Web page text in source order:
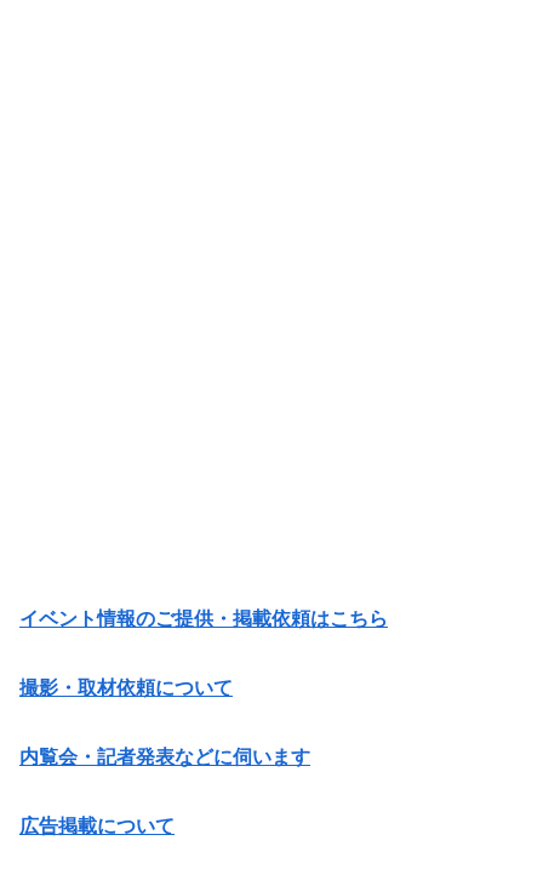
イベント情報のご提供・掲載依頼はこちら
撮影・取材依頼について
内覧会・記者発表などに伺います
広告掲載について